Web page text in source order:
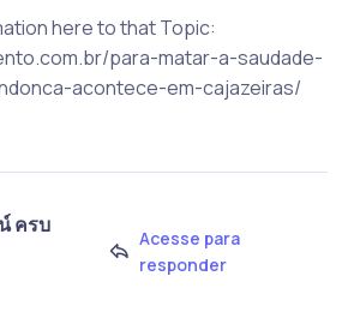
here to that Topic:
para-matar-a-saudade-
acontece-em-cajazeiras/
ครบ
Acesse para
responder